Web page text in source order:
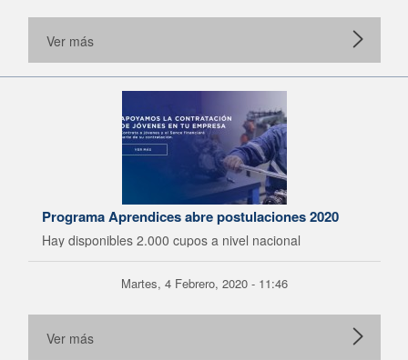
Ver más
Programa Aprendices abre postulaciones 2020
Hay disponibles 2.000 cupos a nivel nacional
Martes, 4 Febrero, 2020 - 11:46
Ver más